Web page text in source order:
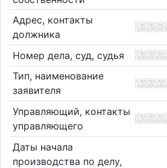
Адрес, контакты
должника
Номер дела, суд, судья
Тип, наименование
заявителя
Управляющий, контакты
управляющего
Даты начала
производства по делу,